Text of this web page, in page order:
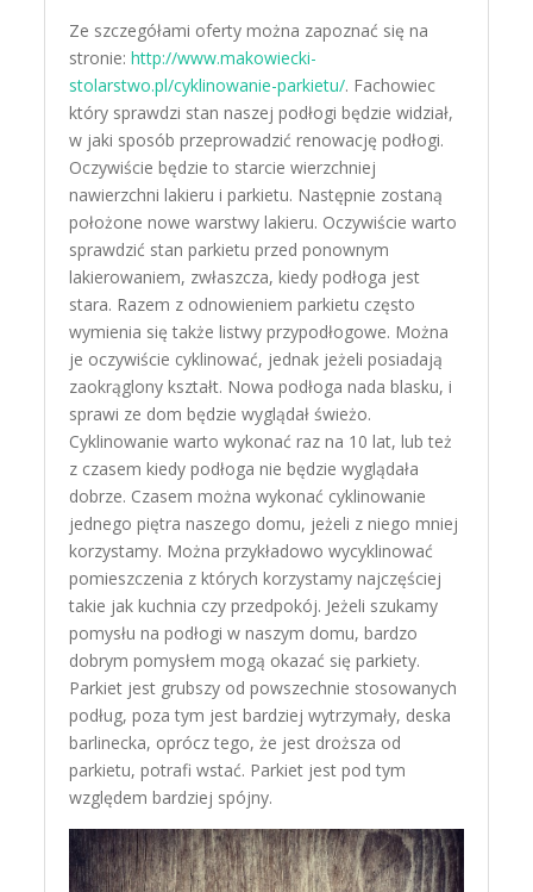
Ze szczegółami oferty można zapoznać się na
stronie:http://www.makowiecki-
stolarstwo.pl/cyklinowanie-parkietu/. Fachowiec
który sprawdzi stan naszej podłogi będzie widział,
w jaki sposób przeprowadzić renowację podłogi.
Oczywiście będzie to starcie wierzchniej
nawierzchni lakieru i parkietu. Następnie zostaną
położone nowe warstwy lakieru. Oczywiście warto
sprawdzić stan parkietu przed ponownym
lakierowaniem, zwłaszcza, kiedy podłoga jest
stara. Razem z odnowieniem parkietu często
wymienia się także listwy przypodłogowe. Można
je oczywiście cyklinować, jednak jeżeli posiadają
zaokrąglony kształt. Nowa podłoga nada blasku, i
sprawi ze dom będzie wyglądał świeżo.
Cyklinowanie warto wykonać raz na 10 lat, lub też
z czasem kiedy podłoga nie będzie wyglądała
dobrze. Czasem można wykonać cyklinowanie
jednego piętra naszego domu, jeżeli z niego mniej
korzystamy. Można przykładowo wycyklinować
pomieszczenia z których korzystamy najczęściej
takie jak kuchnia czy przedpokój. Jeżeli szukamy
pomysłu na podłogi w naszym domu, bardzo
dobrym pomysłem mogą okazać się parkiety.
Parkiet jest grubszy od powszechnie stosowanych
podług, poza tym jest bardziej wytrzymały, deska
barlinecka, oprócz tego, że jest droższa od
parkietu, potrafi wstać. Parkiet jest pod tym
względem bardziej spójny.